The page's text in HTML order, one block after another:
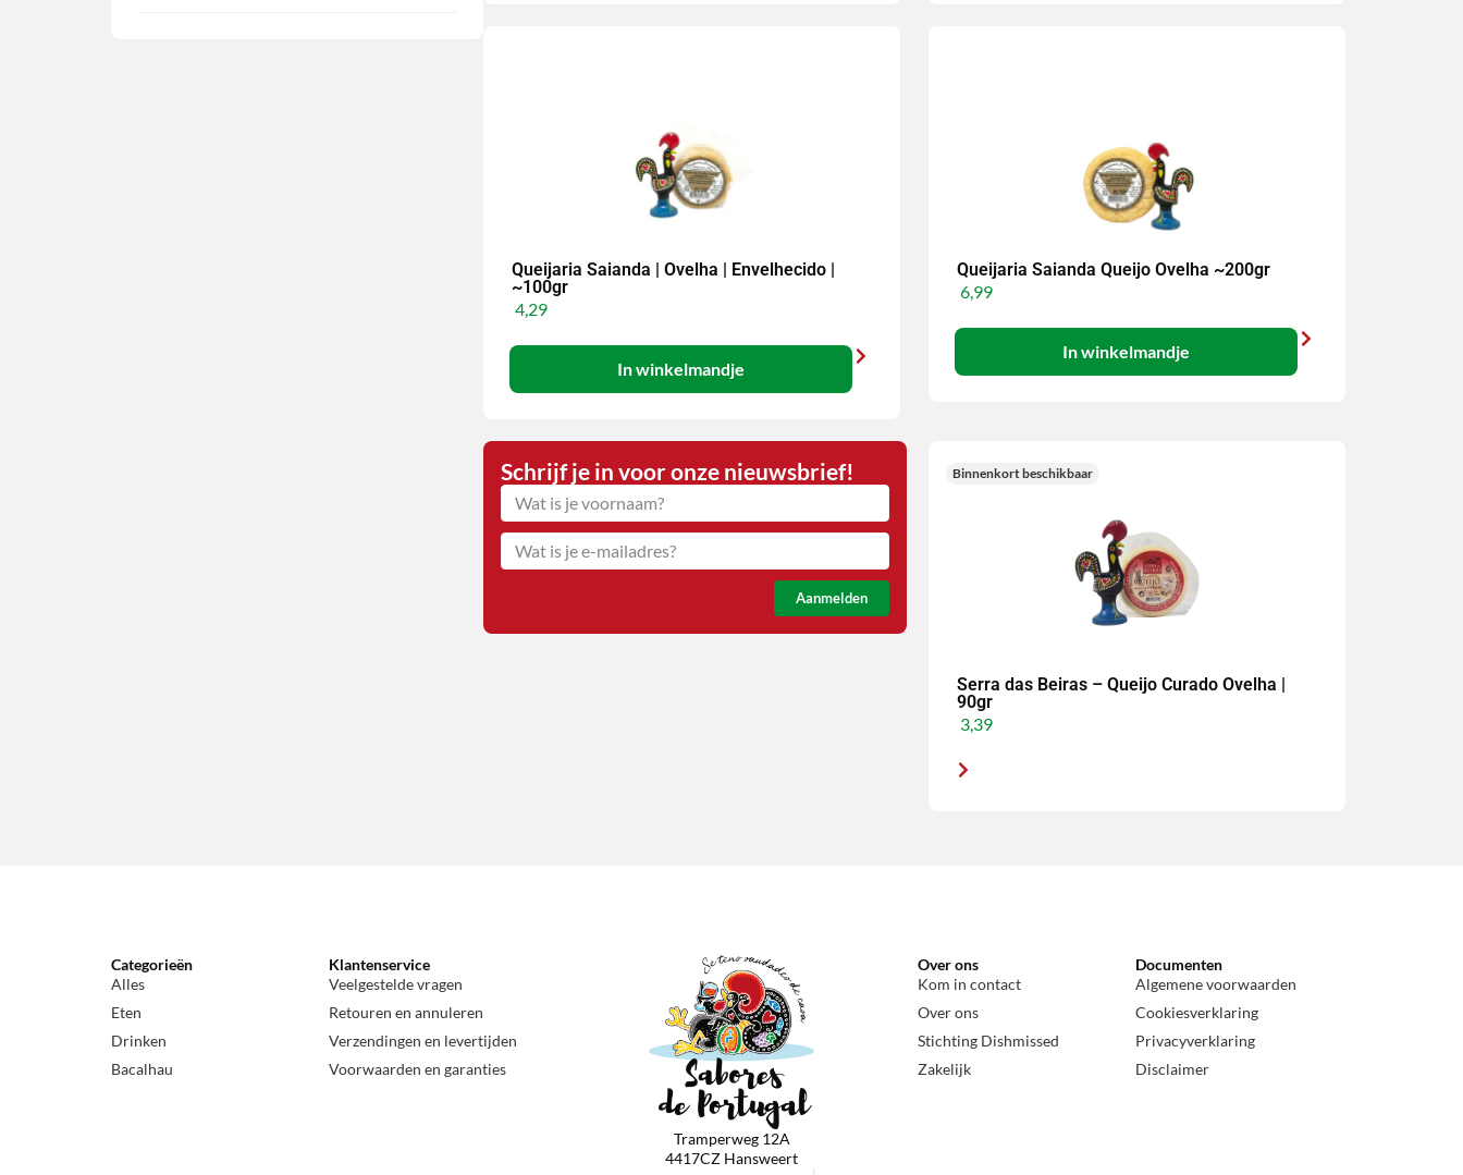
Queijaria Saianda | Ovelha | Envelhecido |
~100gr
4,29
In winkelmandje
Queijaria Saianda Queijo Ovelha ~200gr
6,99
In winkelmandje
Schrijf je in voor onze nieuwsbrief!
Aanmelden
Binnenkort beschikbaar
Serra das Beiras – Queijo Curado Ovelha |
90gr
3,39
Categorieën
Alles
Eten
Drinken
Bacalhau
Klantenservice
Veelgestelde vragen
Retouren en annuleren
Verzendingen en levertijden
Voorwaarden en garanties
Tramperweg 12A
4417CZ Hansweert
Over ons
Kom in contact
Over ons
Stichting Dishmissed
Zakelijk
Documenten
Algemene voorwaarden
Cookiesverklaring
Privacyverklaring
Disclaimer